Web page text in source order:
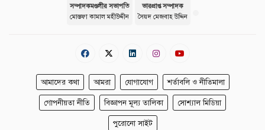
সম্পাদকমণ্ডলীর সভাপতি
মোস্তফা কামাল মহীউদ্দীন
ভারপ্রাপ্ত সম্পাদক
সৈয়দ মেজবাহ উদ্দিন
আমাদের কথা আমরা যোগাযোগ শর্তাবলি ও নীতিমালা
গোপনীয়তা নীতি বিজ্ঞাপন মূল্য তালিকা সোশ্যাল মিডিয়া
পুরোনো সাইট